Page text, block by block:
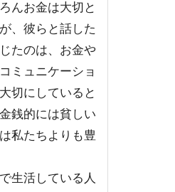
んお金は大切と
、彼らと話した
たのは、お金や
ミュニケーショ
切にしていると
銭的には貧しい
私たちよりも豊
生活している人